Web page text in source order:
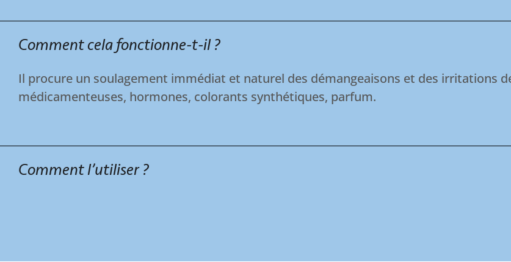
Comment cela fonctionne-t-il ?
Il procure un soulagement immédiat et naturel des démangeaisons et des irritations
médicamenteuses, hormones, colorants synthétiques, parfum.
Comment l’utiliser ?